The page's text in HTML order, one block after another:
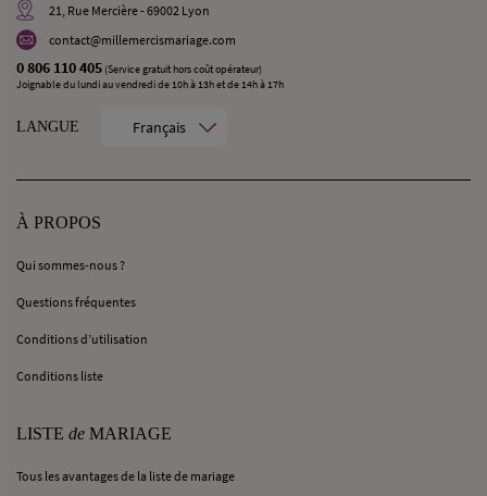
21, Rue Mercière - 69002 Lyon
contact@millemercismariage.com
0 806 110 405 (Service gratuit hors coût opérateur)
Joignable du lundi au vendredi de 10h à 13h et de 14h à 17h
LANGUE Français
À PROPOS
Qui sommes-nous ?
Questions fréquentes
Conditions d’utilisation
Conditions liste
LISTE de MARIAGE
Tous les avantages de la liste de mariage